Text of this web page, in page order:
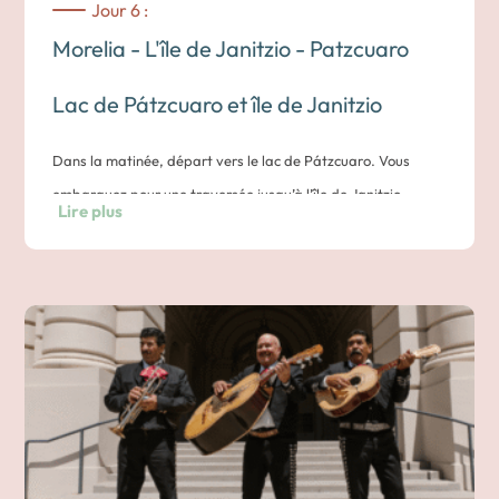
Jour 6 :
Morelia - L'île de Janitzio - Patzcuaro
Lac de Pátzcuaro et île de Janitzio
Dans la matinée, départ vers le lac de Pátzcuaro. Vous
embarquez pour une traversée jusqu’à l’île de Janitzio,
pêcheurs maniant leurs grands filets ronds, une scène
emblématique du Michoacán.
Après-midi : Visite de Pátzcuaro
De retour sur la terre ferme, vous reprenez la route vers
Pátzcuaro, classé
Pueblo Mágico. Par ailleurs, un arrêt à
Lire plus